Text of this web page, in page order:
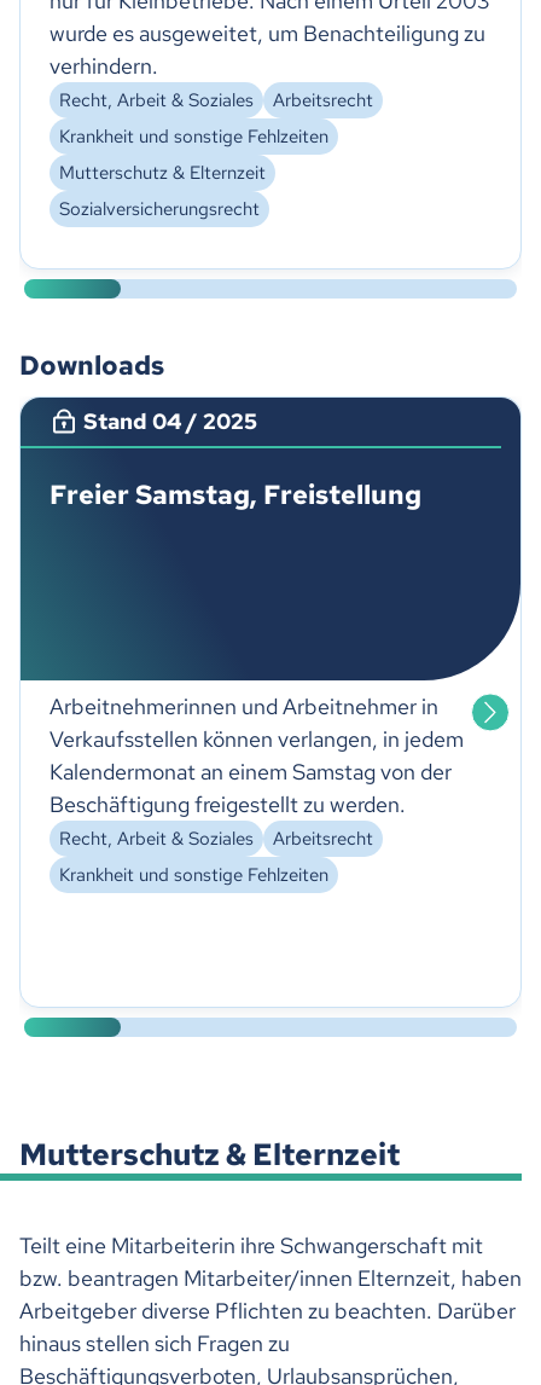
wurde es ausgeweitet, um Benachteiligung zu
verhindern.
Recht, Arbeit & Soziales
Arbeitsrecht
Krankheit und sonstige Fehlzeiten
Mutterschutz & Elternzeit
Sozialversicherungsrecht
Downloads
Stand 04 / 2025
Freier Samstag, Freistellung
Arbeitnehmerinnen und Arbeitnehmer in
Verkaufsstellen können verlangen, in jedem
Kalendermonat an einem Samstag von der
Beschäftigung freigestellt zu werden.
Recht, Arbeit & Soziales
Arbeitsrecht
Krankheit und sonstige Fehlzeiten
Mutterschutz & Elternzeit
Teilt eine Mitarbeiterin ihre Schwangerschaft mit
bzw. beantragen Mitarbeiter/innen Elternzeit, haben
Arbeitgeber diverse Pflichten zu beachten. Darüber
hinaus stellen sich Fragen zu
Beschäftigungsverboten, Urlaubsansprüchen,